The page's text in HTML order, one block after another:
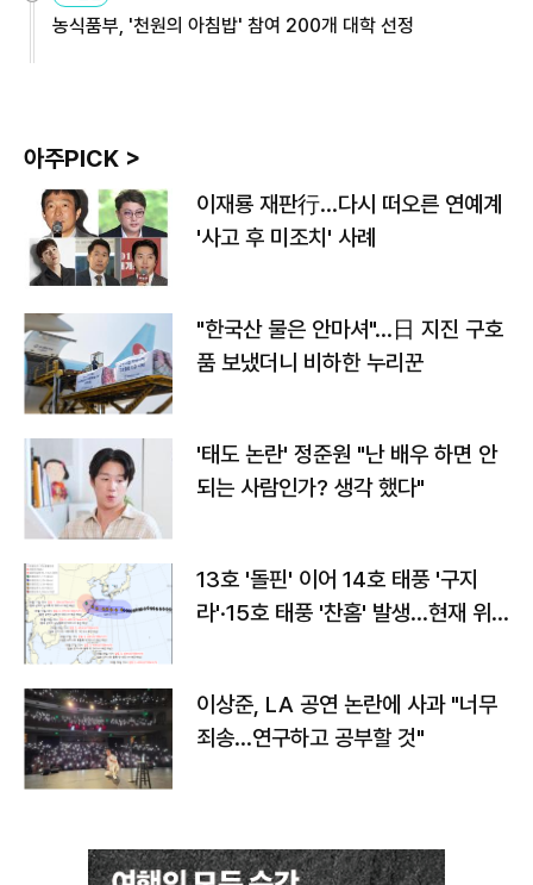
농식품부, '천원의 아침밥' 참여 200개 대학 선정
아주PICK >
이재룡 재판行…다시 떠오른 연예계
'사고 후 미조치' 사례
"한국산 물은 안마셔"…日 지진 구호
품 보냈더니 비하한 누리꾼
'태도 논란' 정준원 "난 배우 하면 안
되는 사람인가? 생각 했다"
13호 '돌핀' 이어 14호 태풍 '구지
라'·15호 태풍 '찬홈' 발생…현재 위
이상준, LA 공연 논란에 사과 "너무
죄송…연구하고 공부할 것"